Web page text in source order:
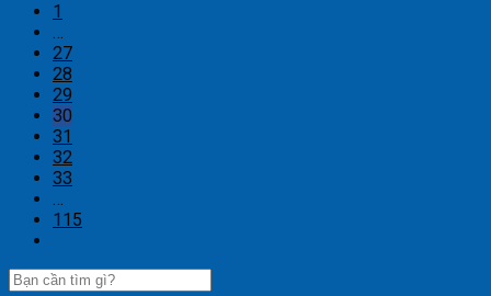
1
…
27
28
29
30
31
32
33
…
115